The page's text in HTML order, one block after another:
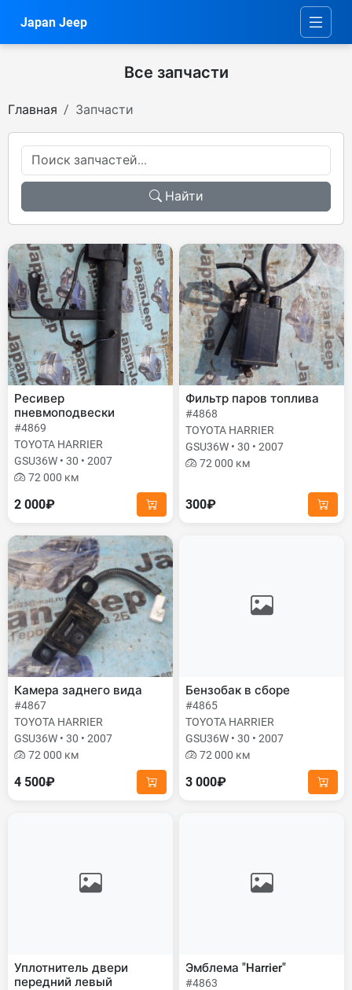
Japan Jeep
Все запчасти
Главная Запчасти
Найти
Ресивер
пневмоподвески
#4869
TOYOTA HARRIER
GSU36W • 30 • 2007
72 000 км
2 000₽
Фильтр паров топлива
#4868
TOYOTA HARRIER
GSU36W • 30 • 2007
72 000 км
300₽
Камера заднего вида
#4867
TOYOTA HARRIER
GSU36W • 30 • 2007
72 000 км
4 500₽
Бензобак в сборе
#4865
TOYOTA HARRIER
GSU36W • 30 • 2007
72 000 км
3 000₽
Уплотнитель двери
передний левый
Эмблема "Harrier"
#4863